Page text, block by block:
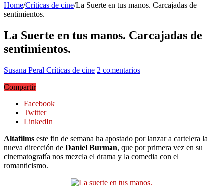
Home/Críticas de cine/La Suerte en tus manos. Carcajadas de
sentimientos.
La Suerte en tus manos. Carcajadas de
sentimientos.
Susana Peral Críticas de cine 2 comentarios
Compartir
Facebook
Twitter
LinkedIn
Altafilms este fin de semana ha apostado por lanzar a cartelera la
nueva dirección de Daniel Burman, que por primera vez en su
cinematografía nos mezcla el drama y la comedia con el
romanticismo.